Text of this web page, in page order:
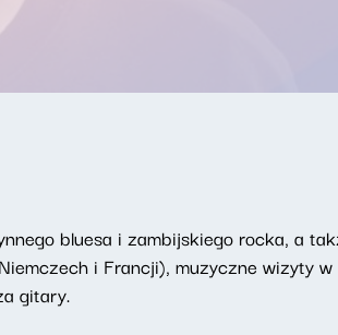
bluesa i zambijskiego rocka, a
i Francji), muzyczne wizyty
gitary.